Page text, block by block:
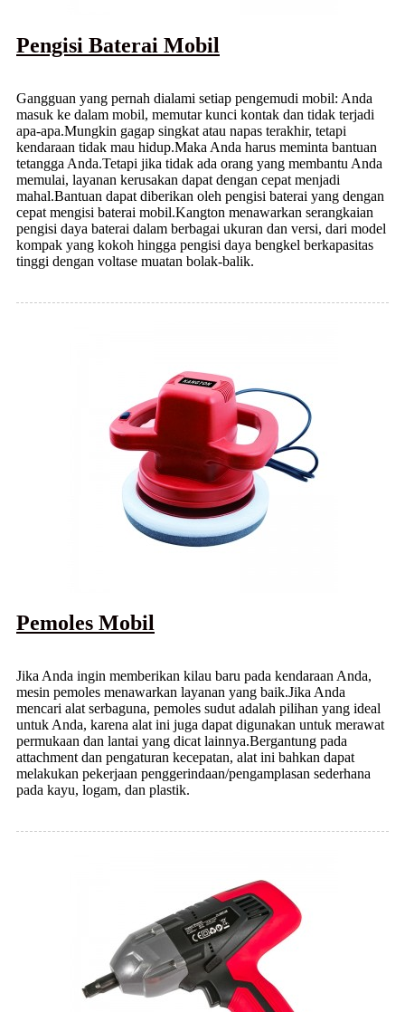
Pengisi Baterai Mobil
Gangguan yang pernah dialami setiap pengemudi mobil: Anda
masuk ke dalam mobil, memutar kunci kontak dan tidak terjadi
apa-apa.Mungkin gagap singkat atau napas terakhir, tetapi
kendaraan tidak mau hidup.Maka Anda harus meminta bantuan
tetangga Anda.Tetapi jika tidak ada orang yang membantu Anda
memulai, layanan kerusakan dapat dengan cepat menjadi
mahal.Bantuan dapat diberikan oleh pengisi baterai yang dengan
cepat mengisi baterai mobil.Kangton menawarkan serangkaian
pengisi daya baterai dalam berbagai ukuran dan versi, dari model
kompak yang kokoh hingga pengisi daya bengkel berkapasitas
tinggi dengan voltase muatan bolak-balik.
Pemoles Mobil
Jika Anda ingin memberikan kilau baru pada kendaraan Anda,
mesin pemoles menawarkan layanan yang baik.Jika Anda
mencari alat serbaguna, pemoles sudut adalah pilihan yang ideal
untuk Anda, karena alat ini juga dapat digunakan untuk merawat
permukaan dan lantai yang dicat lainnya.Bergantung pada
attachment dan pengaturan kecepatan, alat ini bahkan dapat
melakukan pekerjaan penggerindaan/pengamplasan sederhana
pada kayu, logam, dan plastik.